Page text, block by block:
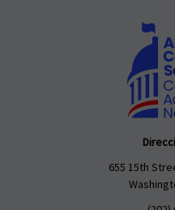
655 15th